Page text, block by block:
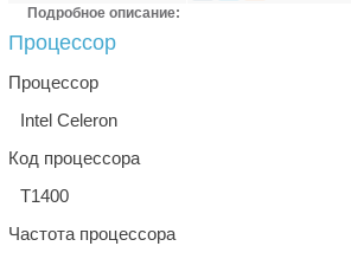
Подробное описание:
Процессор
Процессор
Intel Celeron
Код процессора
T1400
Частота процессора